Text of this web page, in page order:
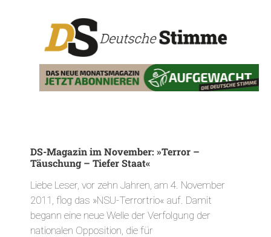
DS-Magazin im November: »Terror –
Täuschung – Tiefer Staat«
Liebe Leser, vor zehn Jahren, am 4. November
2011, flog das »NSU-Terrortrio« auf. Damit
begann eine neue Welle der Verfolgung der
nationalen Opposition, die für